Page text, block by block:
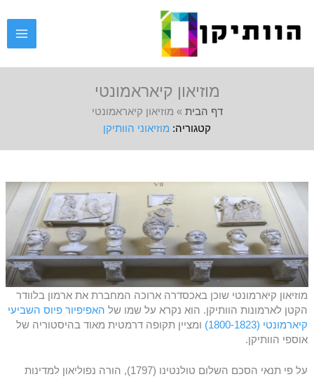
מוזיאון קיאראמונטי
דף הבית » מוזיאון קיאראמונטי
מוזיאוני הוותיקן
מוזיאון קיארמונטי שוכן באכסדרה ארוכה המחברת את ארמון בלוודר
הקטן לארמונות הוותיקן. הוא נקרא על שמו של האפיפיור פיוס השביעי
קיארמונטי (1800-1823)
ומציין תקופה דרמטית מאוד בהיסטוריה של
אוספי הוותיקן.
על פי תנאי הסכם השלום טולנטינו (1797), הורה נפוליאון למדינות